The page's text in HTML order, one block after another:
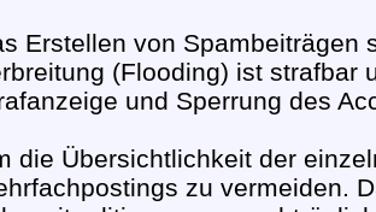
Erstellen von Spambeiträgen
(Flooding) ist strafbar
und Sperrung des
die Übersichtlichkeit der
zu vermeiden.